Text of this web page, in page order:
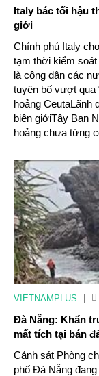
Italy bác tối hậu
giới
Chính phủ Italy
tạm thời kiểm
là công dân các
tuyên bố vượt qua
hoảng CeutaLãnh
biên giớiTây Ban
hoảng chưa từng
VIETNAMPLUS
Đà Nẵng: Khẩn
mất tích tại bán
Cảnh sát Phòng
phố Đà Nẵng